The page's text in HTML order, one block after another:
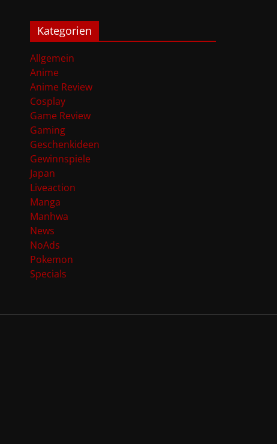
Kategorien
Allgemein
Anime
Anime Review
Cosplay
Game Review
Gaming
Geschenkideen
Gewinnspiele
Japan
Liveaction
Manga
Manhwa
News
NoAds
Pokemon
Specials